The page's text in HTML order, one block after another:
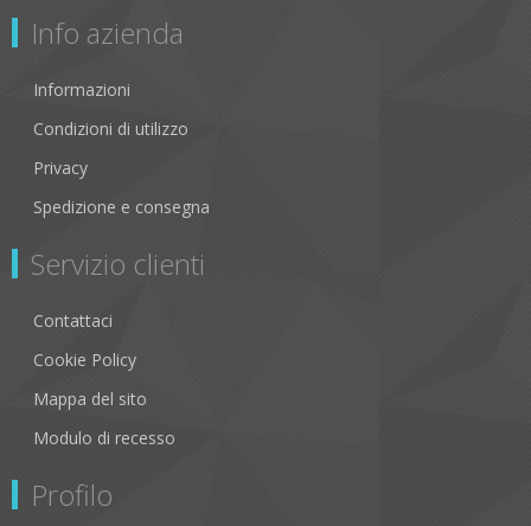
Info azienda
Informazioni
Condizioni di utilizzo
Privacy
Spedizione e consegna
Servizio clienti
Contattaci
Cookie Policy
Mappa del sito
Modulo di recesso
Profilo